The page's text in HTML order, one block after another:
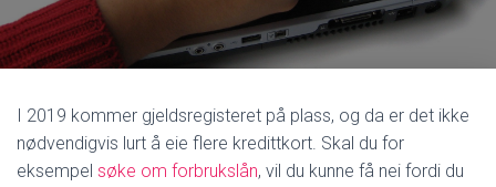
N
I 2019 kommer gjeldsregisteret på plass, og da er det ikke
nødvendigvis lurt å eie flere kredittkort. Skal du for
eksempel søke om forbrukslån, vil du kunne få nei fordi du